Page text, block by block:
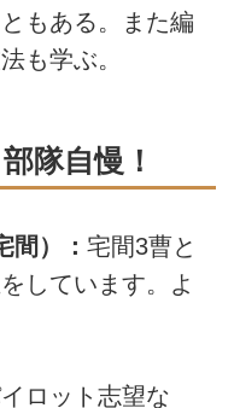
もある。また編
も学ぶ。
隊自慢！
間）： 宅間3曹と
しています。よ
ロット志望な